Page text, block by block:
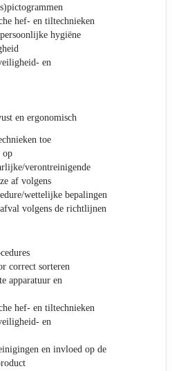
hef- en tiltechnieken
hygiëne
en
en ergonomisch
toe
op
verontreinigende
af volgens
wettelijke bepalingen
volgens de richtlijnen
correct sorteren
apparatuur en
hef- en tiltechnieken
en
en invloed op de